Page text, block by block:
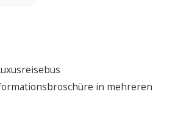
in mehreren